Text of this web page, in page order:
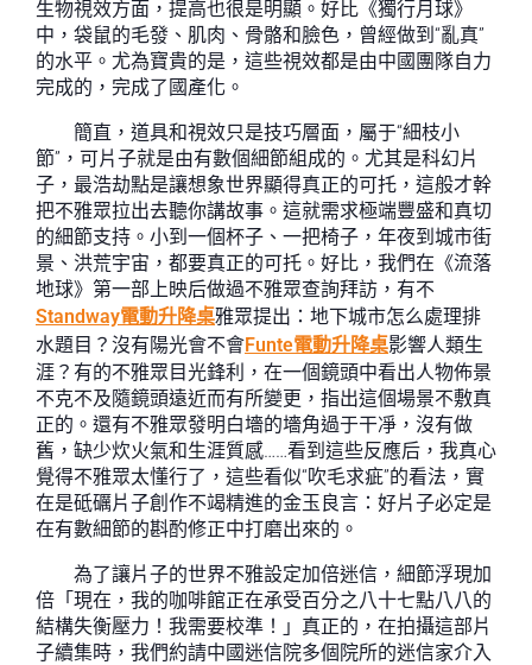
生物視效方面，提高也很是明顯。好比《獨行月球》
中，袋鼠的毛發、肌肉、骨骼和臉色，曾經做到“亂真”
的水平。尤為寶貴的是，這些視效都是由中國團隊自力
完成的，完成了國產化。
簡直，道具和視效只是技巧層面，屬于“細枝小
節”，可片子就是由有數個細節組成的。尤其是科幻片
子，最浩劫點是讓想象世界顯得真正的可托，這般才幹
把不雅眾拉出去聽你講故事。這就需求極端豐盛和真切
的細節支持。小到一個杯子、一把椅子，年夜到城市街
景、洪荒宇宙，都要真正的可托。好比，我們在《流落
地球》第一部上映后做過不雅眾查詢拜訪，有不
Standway電動升降桌雅眾提出：地下城市怎么處理排
水題目？沒有陽光會不會Funte電動升降桌影響人類生
涯？有的不雅眾目光鋒利，在一個鏡頭中看出人物佈景
不克不及隨鏡頭遠近而有所變更，指出這個場景不敷真
正的。還有不雅眾發明白墻的墻角過于干凈，沒有做
舊，缺少炊火氣和生涯質感……看到這些反應后，我真心
覺得不雅眾太懂行了，這些看似“吹毛求疵”的看法，實
在是砥礪片子創作不竭精進的金玉良言：好片子必定是
在有數細節的斟酌修正中打磨出來的。
為了讓片子的世界不雅設定加倍迷信，細節浮現加
倍「現在，我的咖啡館正在承受百分之八十七點八八的
結構失衡壓力！我需要校準！」真正的，在拍攝這部片
子續集時，我們約請中國迷信院多個院所的迷信家介入